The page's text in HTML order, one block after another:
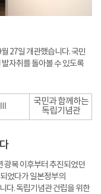
27일 개관했습니다. 국민
자취를 돌아볼 수 있도록
국민과 함께하는
독립기념관
광복 이후부터 추진되었던
었다가 일본정부의
다. 독립기념관 건립을 위한